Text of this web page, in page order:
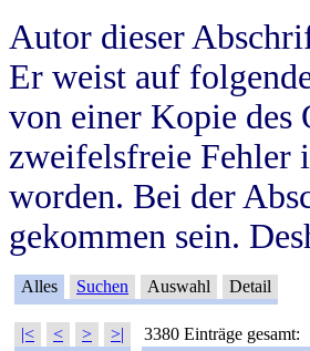
Autor dieser
Er weist auf
von einer Kopie des
zweifelsfreie Fehler
worden. Bei der
gekommen sein.
Alles Suchen Auswahl Detail
|< < > >| 3380 Einträge gesamt: